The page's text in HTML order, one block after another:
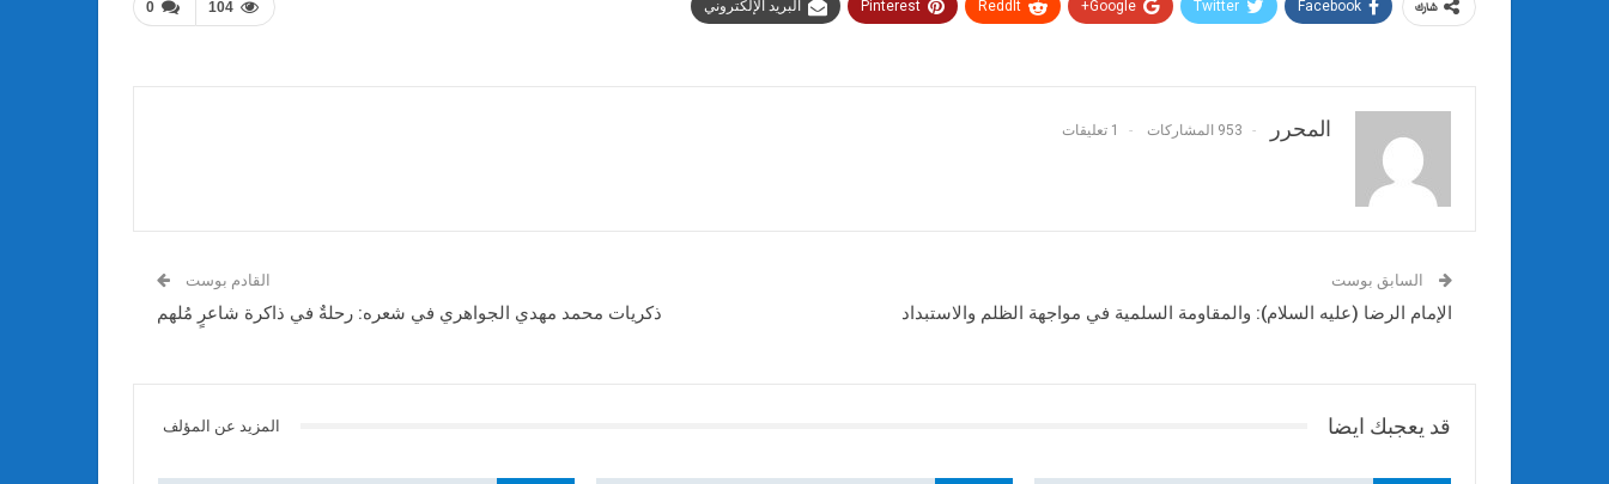
0 104 شارك Facebook
Twitter
Google+
ReddIt
Pinterest البريد الإلكتروني
المحرر 953 المشاركات 1 تعليقات
السابق بوست
الإمام الرضا (عليه السلام): والمقاومة السلمية في مواجهة الظلم والاستبداد
القادم بوست
ذكريات محمد مهدي الجواهري في شعره: رحلةٌ في ذاكرة شاعرٍ مُلهم
قد يعجبك ايضا المزيد عن المؤلف